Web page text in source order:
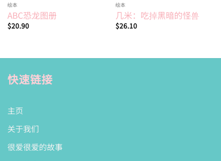
绘本
ABC恐龙图册
$20.90
绘本
几米：吃掉黑暗的怪兽
$26.10
快速链接
主页
关于我们
很爱很爱的故事